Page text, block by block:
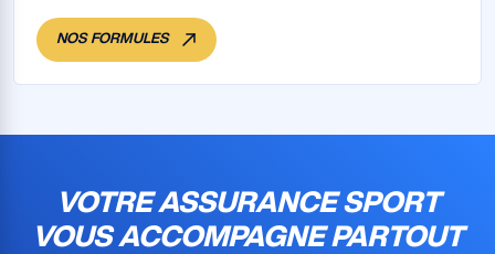
NOS FORMULES
VOTRE ASSURANCE SPORT
VOUS ACCOMPAGNE PARTOUT